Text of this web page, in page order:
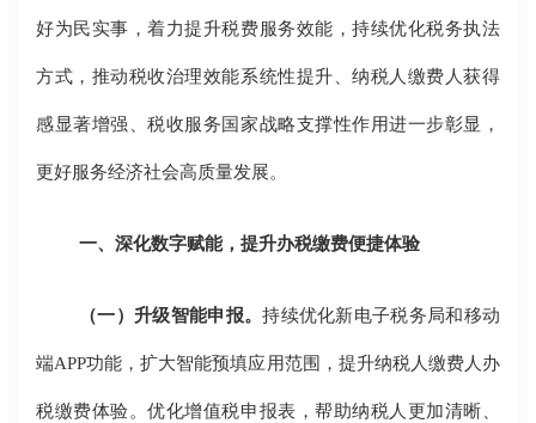
好为民实事，着力提升税费服务效能，持续优化税务执法
方式，推动税收治理效能系统性提升、纳税人缴费人获得
感显著增强、税收服务国家战略支撑性作用进一步彰显，
更好服务经济社会高质量发展。
一、深化数字赋能，提升办税缴费便捷体验
（一）升级智能申报。持续优化新电子税务局和移动
端APP功能，扩大智能预填应用范围，提升纳税人缴费人办
税缴费体验。优化增值税申报表，帮助纳税人更加清晰、